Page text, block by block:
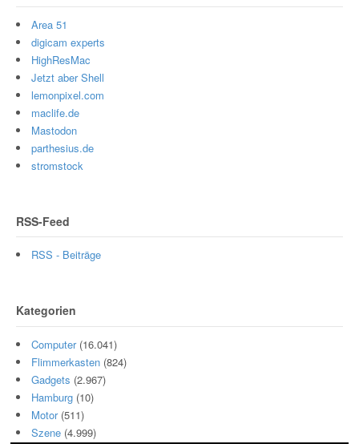
Area 51
digicam experts
HighResMac
Jetzt aber Shell
lemonpixel.com
maclife.de
Mastodon
parthesius.de
stromstock
RSS-Feed
RSS - Beiträge
Kategorien
Computer(16.041)
Flimmerkasten (824)
Gadgets (2.967)
Hamburg (10)
Motor(511)
Szene (4.999)